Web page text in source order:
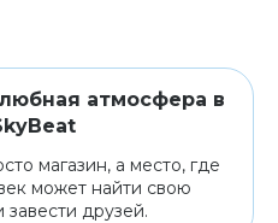
атмосфера в
магазин, а место, где
может найти свою
друзей.